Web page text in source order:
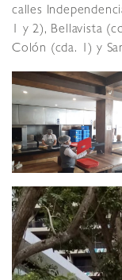
calles
1 y 2), Bellavista
Colón (cda. 1) y